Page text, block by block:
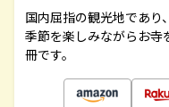
国内屈指の観光地であり
季節を楽しみながらお寺
冊です。